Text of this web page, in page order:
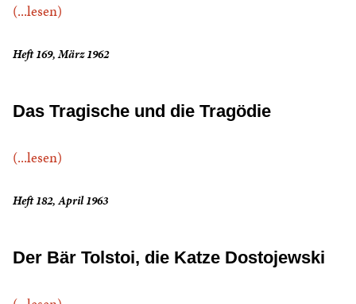
(...lesen)
Heft 169, März 1962
Das Tragische und die Tragödie
(...lesen)
Heft 182, April 1963
Der Bär Tolstoi, die Katze Dostojewski